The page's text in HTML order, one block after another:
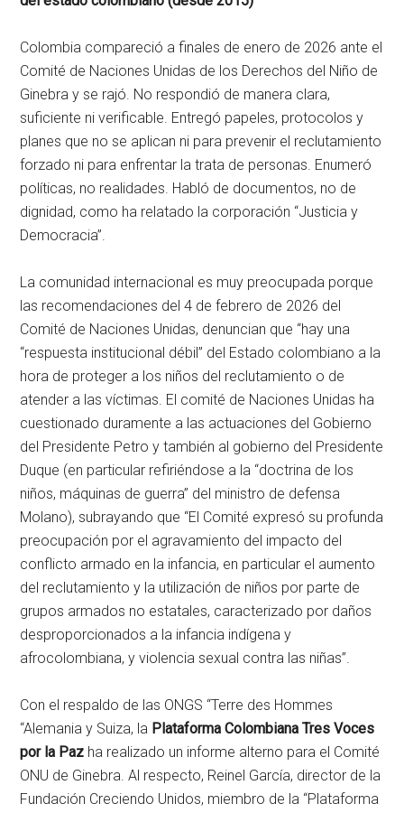
Colombia compareció a finales de enero de 2026 ante el
Comité de Naciones Unidas de los Derechos del Niño de
Ginebra y se rajó. No respondió de manera clara,
suficiente ni verificable. Entregó papeles, protocolos y
planes que no se aplican ni para prevenir el reclutamiento
forzado ni para enfrentar la trata de personas. Enumeró
políticas, no realidades. Habló de documentos, no de
dignidad, como ha relatado la corporación “Justicia y
Democracia”.
La comunidad internacional es muy preocupada porque
las recomendaciones del 4 de febrero de 2026 del
Comité de Naciones Unidas, denuncian que “hay una
“respuesta institucional débil” del Estado colombiano a la
hora de proteger a los niños del reclutamiento o de
atender a las víctimas. El comité de Naciones Unidas ha
cuestionado duramente a las actuaciones del Gobierno
del Presidente Petro y también al gobierno del Presidente
Duque (en particular refiriéndose a la “doctrina de los
niños, máquinas de guerra” del ministro de defensa
Molano), subrayando que “El Comité expresó su profunda
preocupación por el agravamiento del impacto del
conflicto armado en la infancia, en particular el aumento
del reclutamiento y la utilización de niños por parte de
grupos armados no estatales, caracterizado por daños
desproporcionados a la infancia indígena y
afrocolombiana, y violencia sexual contra las niñas”.
Con el respaldo de las ONGS “Terre des Hommes
“Alemania y Suiza, la Plataforma Colombiana Tres Voces
por la Paz ha realizado un informe alterno para el Comité
ONU de Ginebra. Al respecto, Reinel García, director de la
Fundación Creciendo Unidos, miembro de la “Plataforma